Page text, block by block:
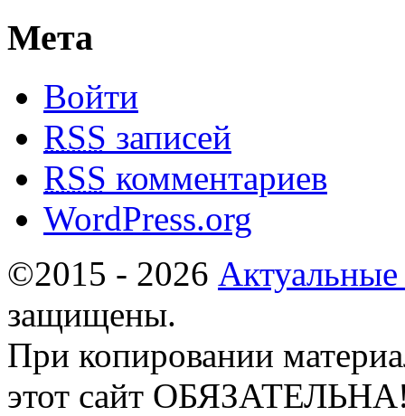
Мета
Войти
RSS записей
RSS комментариев
WordPress.org
©2015 - 2026
защищены.
При копировании
этот сайт